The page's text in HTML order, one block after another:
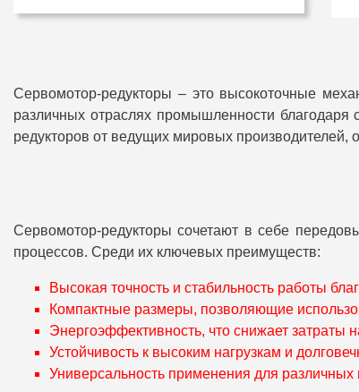
Сервомотор-редукторы – это высокоточные
различных отраслях промышленности благодаря
редукторов от ведущих мировых
Сервомотор-редукторы сочетают в себе
процессов. Среди их ключевых преимуществ:
Высокая точность и стабильность работы
Компактные размеры, позволяющие
Энергоэффективность, что снижает затраты
Устойчивость к высоким нагрузкам и
Универсальность применения для